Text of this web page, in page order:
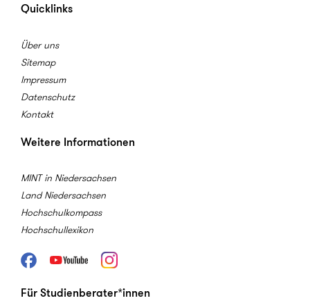
Quicklinks
Über uns
Sitemap
Impressum
Datenschutz
Kontakt
Weitere Informationen
MINT in Niedersachsen
Land Niedersachsen
Hochschulkompass
Hochschullexikon
FacebookYoutube Instagram
Für Studienberater*innen